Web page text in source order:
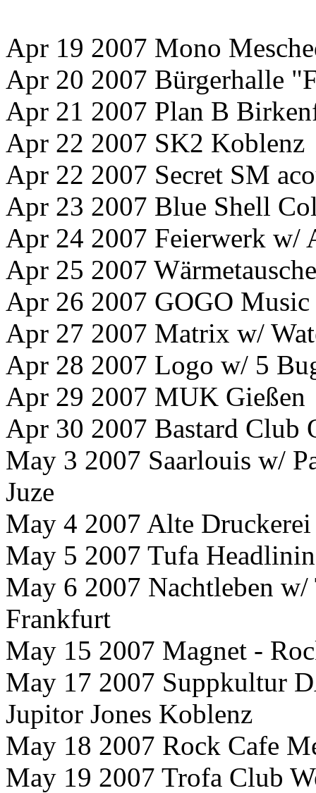
Apr 19 2007 Mono
Apr 20 2007 Bürgerhalle
Apr 21 2007 Plan B
Apr 22 2007 SK2 Koblenz
Apr 22 2007 Secret SM
Apr 23 2007 Blue Shell
Apr 24 2007 Feierwerk
Apr 25 2007
Apr 26 2007 GOGO
Apr 27 2007 Matrix w/
Apr 28 2007 Logo w/ 5
Apr 29 2007 MUK Gießen
Apr 30 2007 Bastard Club
May 3 2007 Saarlouis w/
Juze
May 4 2007 Alte
May 5 2007 Tufa
May 6 2007 Nachtleben w/
Frankfurt
May 15 2007 Magnet -
May 17 2007 Suppkultur
Jupitor Jones Koblenz
May 18 2007 Rock Cafe
May 19 2007 Trofa Club